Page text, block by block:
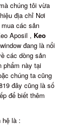
mà chúng tôi vừa
địa chỉ Nơi
các sản
Aposil , Keo
đang là nổi
các dòng sản
phẩm này tại
chúng ta cũng
đây cũng là số
để biết thêm
hệ là :